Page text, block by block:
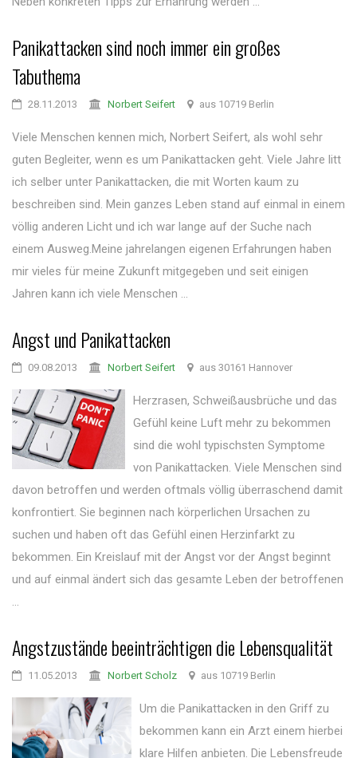
Panikattacken sind noch immer ein großes
Tabuthema
28.11.2013 Norbert Seifert aus 10719 Berlin
Viele Menschen kennen mich, Norbert Seifert, als wohl sehr
guten Begleiter, wenn es um Panikattacken geht. Viele Jahre litt
ich selber unter Panikattacken, die mit Worten kaum zu
beschreiben sind. Mein ganzes Leben stand auf einmal in einem
völlig anderen Licht und ich war lange auf der Suche nach
einem Ausweg.Meine jahrelangen eigenen Erfahrungen haben
mir vieles für meine Zukunft mitgegeben und seit einigen
Jahren kann ich viele Menschen ...
Angst und Panikattacken
09.08.2013 Norbert Seifert aus 30161 Hannover
Herzrasen, Schweißausbrüche und das
Gefühl keine Luft mehr zu bekommen
sind die wohl typischsten Symptome
von Panikattacken. Viele Menschen sind
davon betroffen und werden oftmals völlig überraschend damit
konfrontiert. Sie beginnen nach körperlichen Ursachen zu
suchen und haben oft das Gefühl einen Herzinfarkt zu
bekommen. Ein Kreislauf mit der Angst vor der Angst beginnt
und auf einmal ändert sich das gesamte Leben der betroffenen
...
Angstzustände beeinträchtigen die Lebensqualität
11.05.2013 Norbert Scholz aus 10719 Berlin
Um die Panikattacken in den Griff zu
bekommen kann ein Arzt einem hierbei
klare Hilfen anbieten. Die Lebensfreude